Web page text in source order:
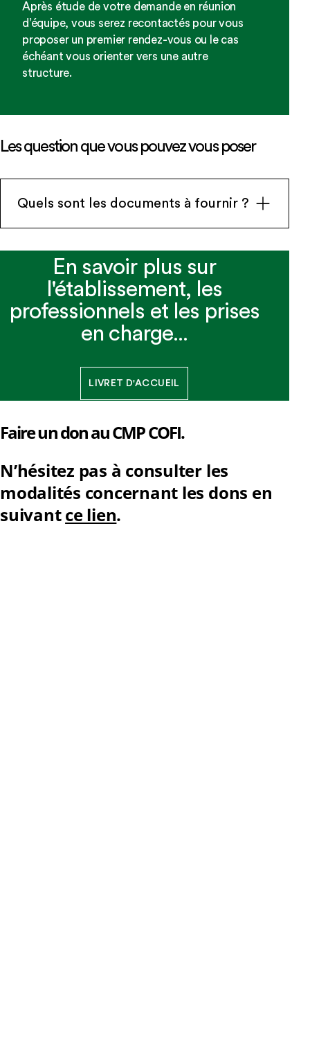
Après étude de votre demande en réunion
d’équipe, vous serez recontactés pour vous
proposer un premier rendez-vous ou le cas
échéant vous orienter vers une autre
structure.
Les question que vous pouvez vous poser
Quels sont les documents à fournir ?
renseignements accompagnée des bilans ou
comptes-rendus médicaux précédemment
réalisés. Elle sera fournie par la secrétaire
médicale et administrative.
En savoir plus sur
l'établissement, les
professionnels et les prises
en charge...
LIVRET D'ACCUEIL
Faire un don au CMP COFI.
N’hésitez pas à consulter les
modalités concernant les dons en
suivantce lien.